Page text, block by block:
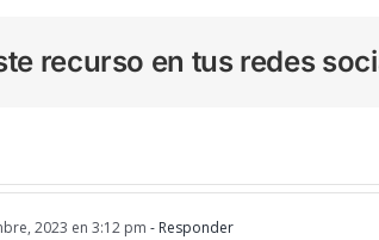
recurso en tus redes
2023 en 3:12 pm - Responder